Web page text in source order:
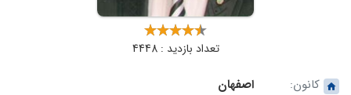
تعداد بازدید : 4448
کانون:
اصفهان